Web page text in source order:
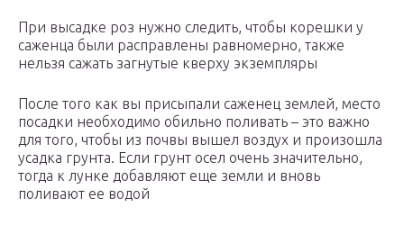
При высадке роз нужно следить, чтобы корешки у
саженца были расправлены равномерно, также
нельзя сажать загнутые кверху экземпляры
После того как вы присыпали саженец землей, место
посадки необходимо обильно поливать – это важно
для того, чтобы из почвы вышел воздух и произошла
усадка грунта. Если грунт осел очень значительно,
тогда к лунке добавляют еще земли и вновь
поливают ее водой